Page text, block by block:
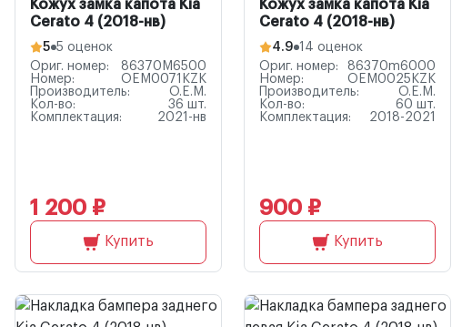
Кожух замка капота Kia
Cerato 4 (2018-нв)
5 5 оценок
Ориг. номер:
86370M6500
Номер:
OEM0071KZK
Производитель:
O.E.M.
Кол-во:
36 шт.
Комплектация:
2021-нв
1 200 ₽
Купить
Кожух замка капота Kia
Cerato 4 (2018-нв)
4.9 14 оценок
Ориг. номер:
86370m6000
Номер:
OEM0025KZK
Производитель:
O.E.M.
Кол-во:
60 шт.
Комплектация:
2018-2021
900 ₽
Купить